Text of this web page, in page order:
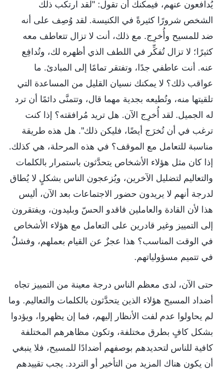
يُدافعون عنهم، فيمكنك أن تقول: "لقد ارتكب ذلك
الشخص شرورًا كثيرةً في الكنيسة. لقد وُصِف على أنه
ضد للمسيح وأُخرِج. مع ذلك، أنت لا تزال تتعاطف معه
كثيرًا؛ لا تزال تُفكِّر في اللطف الذي أظهره لك، وتُدافِع
عنه. أنت عاطفي جدًا، وتفتقر تمامًا إلى المبادئ. ما
عواقب ذلك؟ لا يمكنك نسيان القليل من المساعدة التي
تلقيتها منه، وتُطيعه بجدية مهما قال، وتتمنَّى دائمًا أن ترد
له الجميل. لقد أُخرِج الآن. هل تريد مُرافقته؟ إذا كنت
ترغب في أن تُخرَج أيضًا، فليكن ذلك". هل هذه طريقة
مناسبة للتعامل مع الموقف؟ في هذه المرحلة، هي كذلك.
إذا كان مثل هؤلاء الأشخاص يتحدَّثون باستمرار بالكلمات
والتعاليم لتضليل الآخرين، ويُزعجون الناس بشكلٍ لا يُطاق
لدرجة أنهم لا يريدون حضور الاجتماعات بعد الآن، أليس
هذا لأن القادة والعاملين فاقدو الحسّ وبليدون، ويفتقرون
إلى التمييز وغير قادرين على التعامل مع هؤلاء الأشخاص
في الوقت المناسب؟ هذا عجزٌ عن القيام بعملهم، وفشلٌ
في تتميم مسؤولياتهم.
حتى الآن، لدى معظم الناس درجة معينة من التمييز تجاه
أضداد المسيح هؤلاء الذين يتحدَّثون بالكلمات والتعاليم. وما
لم يحاولوا عدم لفت الأنظار إليهم، فما إن يظهروا، ويؤدوا
بشكل كافٍ بطرق مختلفة، وتكون مظاهرهم المختلفة
كافية للناس لتحديدهم بوصفهم أضدادًا للمسيح، فلا ينبغي
أن يكون هناك المزيد من التأخير أو التردد. يجب تقييدهم